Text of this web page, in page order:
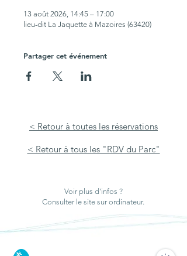
13 août 2026, 14:45 – 17:00
lieu-dit La Jaquette à Mazoires (63420)
Partager cet événement
< Retour à toutes les réservations
< Retour à tous les "RDV du Parc"
Voir plus d'infos ?
Consulter le site sur ordinateur.